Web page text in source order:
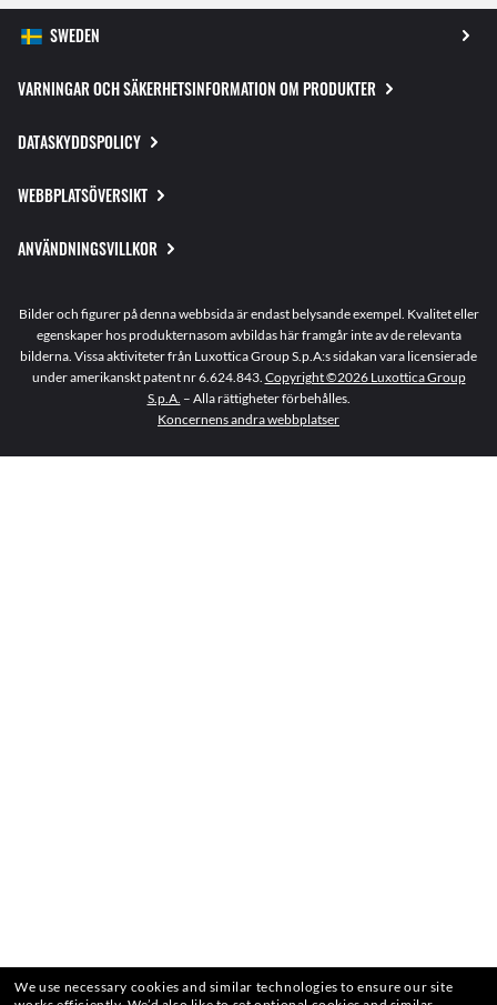
VARNINGAR OCH SÄKERHETSINFORMATION OM PRODUKTER
DATASKYDDSPOLICY
WEBBPLATSÖVERSIKT
ANVÄNDNINGSVILLKOR
Bilder och figurer på denna webbsida är endast belysande exempel. Kvalitet eller
egenskaper hos produkternasom avbildas här framgår inte av de relevanta
bilderna. Vissa aktiviteter från Luxottica Group S.p.A:s sidakan vara licensierade
under amerikanskt patent nr 6.624.843. Copyright ©2026 Luxottica Group
S.p.A. – Alla rättigheter förbehålles.
Koncernens andra webbplatser
We use necessary cookies and similar technologies to ensure our site